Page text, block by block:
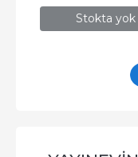
Stokta yok